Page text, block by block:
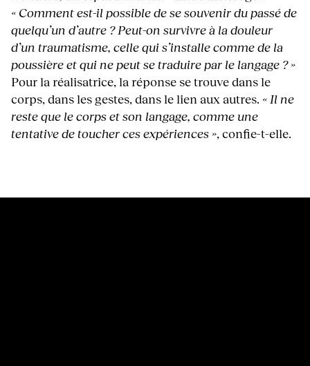
« Comment est-il possible de se souvenir du passé de
quelqu’un d’autre ? Peut-on survivre à la douleur
d’un traumatisme, celle qui s’installe comme de la
poussière et qui ne peut se traduire par le langage ? »
Pour la réalisatrice, la réponse se trouve dans le
corps, dans les gestes, dans le lien aux autres. « Il ne
reste que le corps et son langage, comme une
tentative de toucher ces expériences », confie-t-elle.